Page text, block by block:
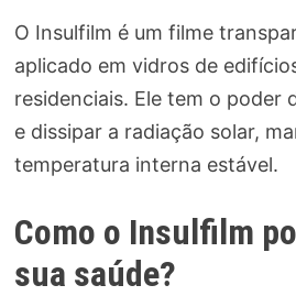
O Insulfilm é um filme
aplicado em vidros de
residenciais. Ele tem o poder
e dissipar a radiação solar,
temperatura interna estável.
Como o Insulfilm
sua saúde?